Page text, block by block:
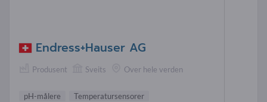
Endress+Hauser AG
Produsent Sveits Over hele verden
pH-målere
Temperatursensorer